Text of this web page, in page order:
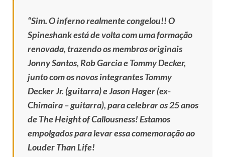
“Sim. O inferno realmente congelou!! O
Spineshank está de volta com uma formação
renovada, trazendo os membros originais
Jonny Santos, Rob Garcia e Tommy Decker,
junto com os novos integrantes Tommy
Decker Jr. (guitarra) e Jason Hager (ex-
Chimaira – guitarra), para celebrar os 25 anos
deThe Height of Callousness! Estamos
empolgados para levar essa comemoração ao
Louder Than Life!